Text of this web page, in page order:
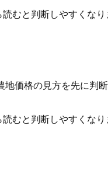
むと判断しやすくなり
価格の見方を先に
むと判断しやすくなり